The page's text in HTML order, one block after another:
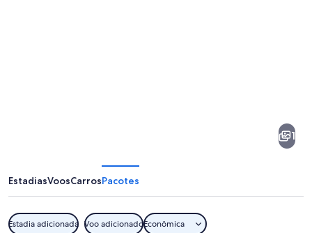
1
EstadiasVoosCarrosPacotes
Estadia adicionada Voo adicionadoEconômica